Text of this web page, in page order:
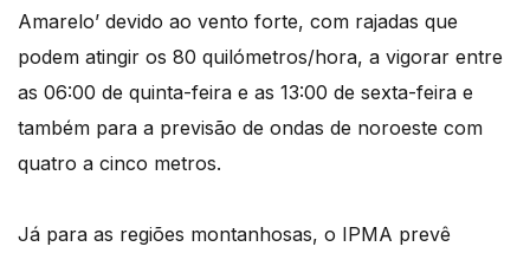
Amarelo’ devido ao vento forte, com rajadas que
podem atingir os 80 quilómetros/hora, a vigorar entre
as 06:00 de quinta-feira e as 13:00 de sexta-feira e
também para a previsão de ondas de noroeste com
quatro a cinco metros.
Já para as regiões montanhosas, o IPMA prevê